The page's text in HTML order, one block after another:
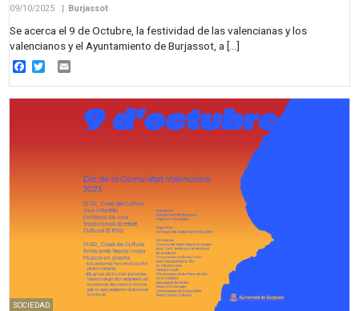
09/10/2025 Burjassot
Se acerca el 9 de Octubre, la festividad de las valencianas y los
valencianos y el Ayuntamiento de Burjassot, a […]
Facebook
Twitter
SOCIEDAD